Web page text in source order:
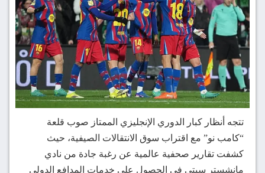
تتجه أنظار كبار الدوري الإنجليزي الممتاز صوب قلعة
“كامب نو” مع اقتراب سوق الانتقالات الصيفية، حيث
كشفت تقارير صحفية عالمية عن رغبة جادة من نادي
مانشستر سيتي في الحصول على خدمات المدافع الدولي